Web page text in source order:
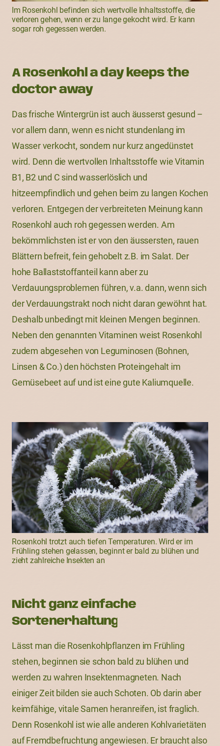
Im Rosenkohl befinden sich wertvolle Inhaltsstoffe, die
verloren gehen, wenn er zu lange gekocht wird. Er kann
sogar roh gegessen werden.
A Rosenkohl a day keeps the
doctor away
Das frische Wintergrün ist auch äusserst gesund –
vor allem dann, wenn es nicht stundenlang im
Wasser verkocht, sondern nur kurz angedünstet
wird. Denn die wertvollen Inhaltsstoffe wie Vitamin
B1, B2 und C sind wasserlöslich und
hitzeempfindlich und gehen beim zu langen Kochen
verloren. Entgegen der verbreiteten Meinung kann
Rosenkohl auch roh gegessen werden. Am
bekömmlichsten ist er von den äussersten, rauen
Blättern befreit, fein gehobelt z.B. im Salat. Der
hohe Ballaststoffanteil kann aber zu
Verdauungsproblemen führen, v.a. dann, wenn sich
der Verdauungstrakt noch nicht daran gewöhnt hat.
Deshalb unbedingt mit kleinen Mengen beginnen.
Neben den genannten Vitaminen weist Rosenkohl
zudem abgesehen von Leguminosen (Bohnen,
Linsen & Co.) den höchsten Proteingehalt im
Gemüsebeet auf und ist eine gute Kaliumquelle.
Rosenkohl trotzt auch tiefen Temperaturen. Wird er im
Frühling stehen gelassen, beginnt er bald zu blühen und
zieht zahlreiche Insekten an
Nicht ganz einfache
Sortenerhaltung
Lässt man die Rosenkohlpflanzen im Frühling
stehen, beginnen sie schon bald zu blühen und
werden zu wahren Insektenmagneten. Nach
einiger Zeit bilden sie auch Schoten. Ob darin aber
keimfähige, vitale Samen heranreifen, ist fraglich.
Denn Rosenkohl ist wie alle anderen Kohlvarietäten
auf Fremdbefruchtung angewiesen. Er braucht also